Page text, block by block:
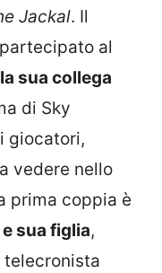
Jackal. Il
al
sua collega
di Sky
giocatori,
vedere nello
prima coppia è
sua figlia,
telecronista